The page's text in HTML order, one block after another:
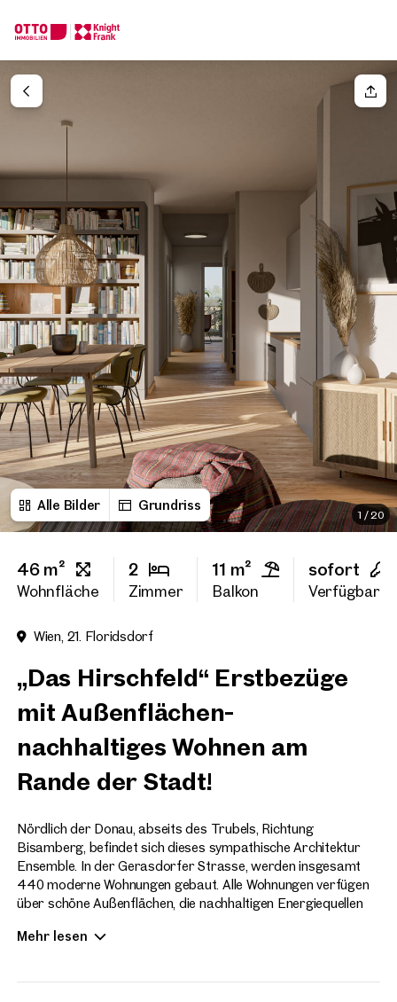
Alle Bilder Grundriss
1 /20
46 m²
Wohnfläche
2
Zimmer
11 m²
Balkon
sofort
Wien, 21. Floridsdorf
„Das Hirschfeld“ Erstbezüge
mit Außenflächen-
nachhaltiges Wohnen am
Rande der Stadt!
Nördlich der Donau, abseits des Trubels, Richtung
Bisamberg, befindet sich dieses sympathische Architektur
Ensemble. In der Gerasdorfer Strasse, werden insgesamt
440 moderne Wohnungen gebaut. Alle Wohnungen verfügen
über schöne Außenflächen, die nachhaltigen Energiequellen
Wohnungsgrößen sind ab 2-4 Zimmer verfügbar. Die
Mehr lesen
Ihre Nachricht
Anrede
Bitte wählen
Titel(optional)
Vorname
Nachname
E-Mail Adresse
Rückruf-Service
Ich möchte regelmäßig
Wir finden Ihre
Traumimmobilie
Wie möchten Sie uns kontaktieren?
Online
Immobilie konfigurieren & finden lassen
Direkte:r Ansprechpartner:in
Anrufen oder Rückruf vereinbaren